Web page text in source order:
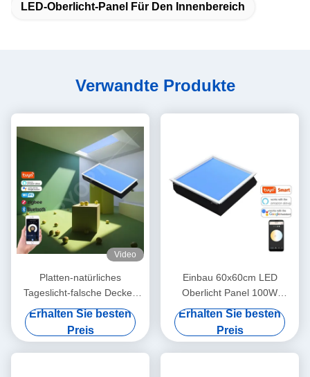
LED-Oberlicht-Panel Für Den Innenbereich
Verwandte Produkte
Video
Platten-natürliches
Tageslicht-falsche Decken
des blauen Himmel-
1200x600 Dimmable LED
Erhalten Sie besten
Preis
Einbau 60x60cm LED
Oberlicht Panel 100W
110VAC 7800K Dimmbar
Erhalten Sie besten
Preis